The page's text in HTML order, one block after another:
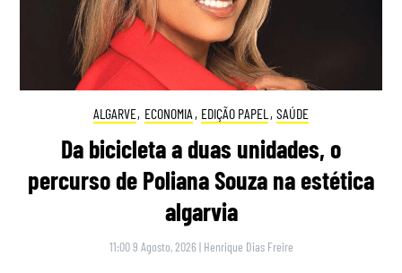
ALGARVE, ECONOMIA , EDIÇÃO PAPEL , SAÚDE
Da bicicleta a duas unidades, o
percurso de Poliana Souza na estética
algarvia
11:00 9 Agosto, 2026 | Henrique Dias Freire